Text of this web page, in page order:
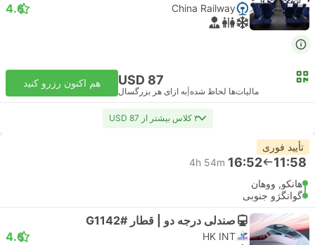
China Railway
4.6
USD 87
مالیات‌ها لحاظ شده به ازای هر بزرگسال
هم اکنون رزرو کنید
۳ کلاس بیشتر از USD 87
تأیید فوری
11:58
16:52
4h 54m
هانکو, ووهان
گوانگژو جنوبی
صندلی درجه دو | قطار #G1142
HK INT
4.6